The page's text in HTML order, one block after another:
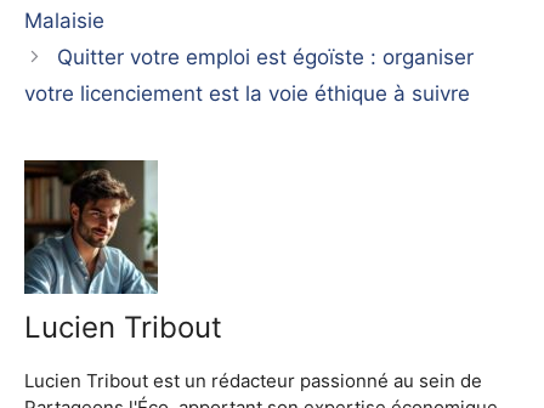
Malaisie
Quitter votre emploi est égoïste : organiser
votre licenciement est la voie éthique à suivre
Lucien Tribout
Lucien Tribout est un rédacteur passionné au sein de